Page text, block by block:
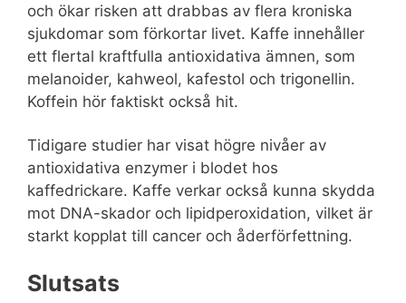
och ökar risken att drabbas av flera kroniska
sjukdomar som förkortar livet. Kaffe innehåller
ett flertal kraftfulla antioxidativa ämnen, som
melanoider, kahweol, kafestol och trigonellin.
Koffein hör faktiskt också hit.
Tidigare studier har visat högre nivåer av
antioxidativa enzymer i blodet hos
kaffedrickare. Kaffe verkar också kunna skydda
mot DNA-skador och lipidperoxidation, vilket är
starkt kopplat till cancer och åderförfettning.
Slutsats